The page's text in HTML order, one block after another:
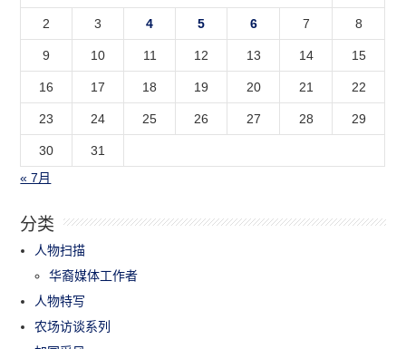
2 3 4 5 6 7 8
9 10 11 12 13 14 15
16 17 18 19 20 21 22
23 24 25 26 27 28 29
30
31
« 7月
分类
人物扫描
华裔媒体工作者
人物特写
农场访谈系列